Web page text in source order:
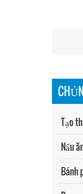
Tạo
Nấu
Bánh